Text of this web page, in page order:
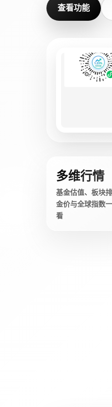
查看功能
多维行情
基金估值、板块排
金价与全球指数
看